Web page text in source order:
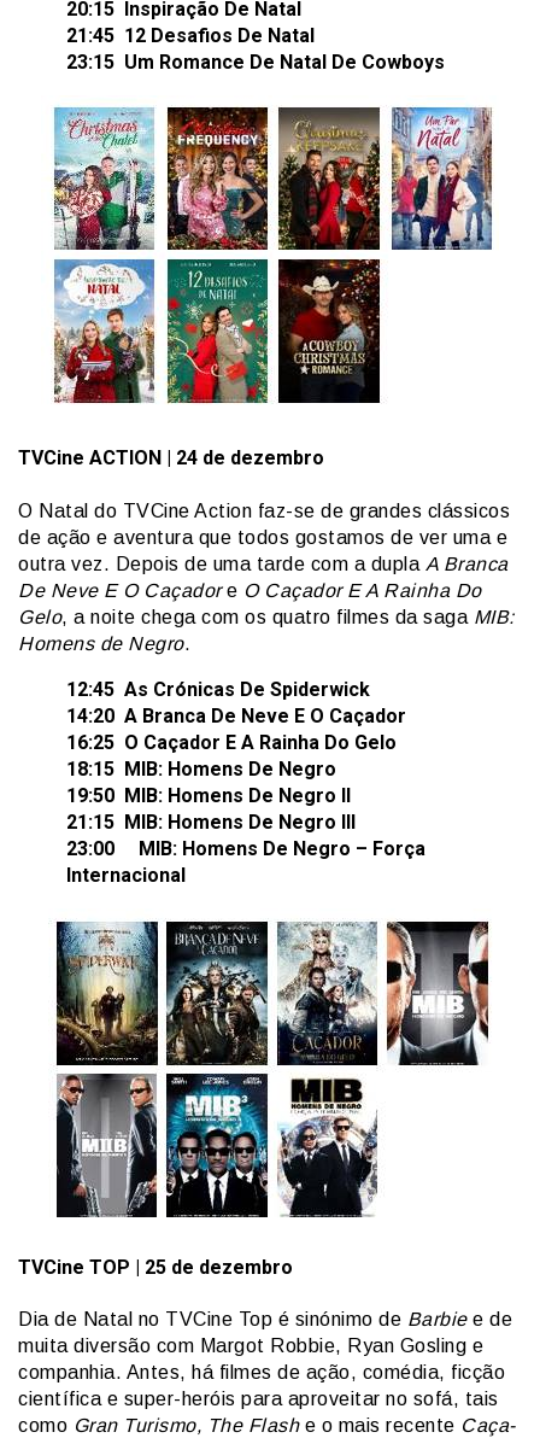
20:15 Inspiração De Natal
21:45 12 Desafios De Natal
23:15 Um Romance De Natal De Cowboys
TVCine ACTION | 24 de dezembro
O Natal do TVCine Action faz-se de grandes clássicos
de ação e aventura que todos gostamos de ver uma e
outra vez. Depois de uma tarde com a dupla A Branca
De Neve E O Caçadore O Caçador E A Rainha Do
Gelo, a noite chega com os quatro filmes da saga MIB:
Homens de Negro.
12:45 As Crónicas De Spiderwick
14:20 A Branca De Neve E O Caçador
16:25 O Caçador E A Rainha Do Gelo
18:15 MIB: Homens De Negro
19:50 MIB: Homens De Negro II
21:15 MIB: Homens De Negro III
23:00 MIB: Homens De Negro – Força
Internacional
TVCine TOP | 25 de dezembro
Dia de Natal no TVCine Top é sinónimo de Barbiee de
muita diversão com Margot Robbie, Ryan Gosling e
companhia. Antes, há filmes de ação, comédia, ficção
científica e super-heróis para aproveitar no sofá, tais
como Gran Turismo, The Flash e o mais recente Caça-